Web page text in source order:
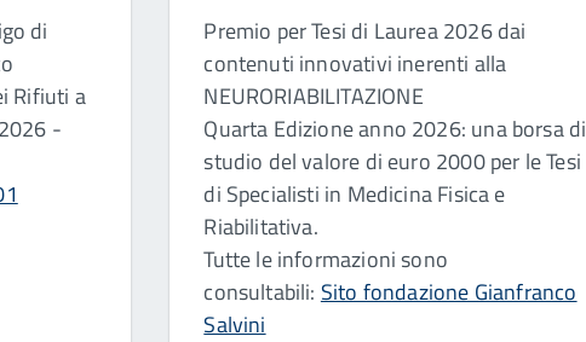
di
Rifiuti a
-
Premio per Tesi di Laurea 2026 dai
contenuti innovativi inerenti alla
NEURORIABILITAZIONE
Quarta Edizione anno 2026: una borsa di
studio del valore di euro 2000 per le Tesi
di Specialisti in Medicina Fisica e
Riabilitativa.
Tutte le informazioni sono
consultabili: Sito fondazione Gianfranco
Salvini